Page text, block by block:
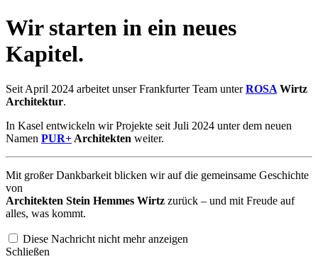
Wir starten in ein neues
Kapitel.
Seit April 2024 arbeitet unser Frankfurter Team unterROSA Wirtz
Architektur.
In Kasel entwickeln wir Projekte seit Juli 2024 unter dem neuen
Namen PUR+ Architekten weiter.
Mit großer Dankbarkeit blicken wir auf die gemeinsame Geschichte
von
Architekten Stein Hemmes Wirtz zurück – und mit Freude auf
alles, was kommt.
Diese Nachricht nicht mehr anzeigen
Schließen